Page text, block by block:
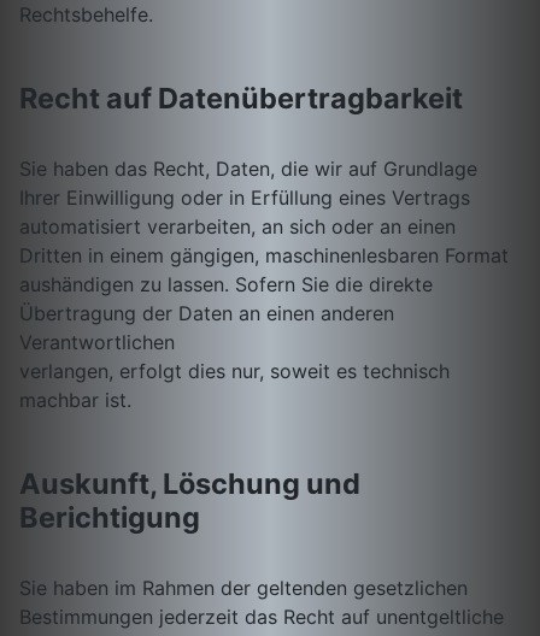
Rechtsbehelfe.
Recht auf Datenübertragbarkeit
Sie haben das Recht, Daten, die wir auf Grundlage
Ihrer Einwilligung oder in Erfüllung eines Vertrags
automatisiert verarbeiten, an sich oder an einen
Dritten in einem gängigen, maschinenlesbaren Format
aushändigen zu lassen. Sofern Sie die direkte
Übertragung der Daten an einen anderen
Verantwortlichen
verlangen, erfolgt dies nur, soweit es technisch
machbar ist.
Auskunft, Löschung und
Berichtigung
Sie haben im Rahmen der geltenden gesetzlichen
Bestimmungen jederzeit das Recht auf unentgeltliche